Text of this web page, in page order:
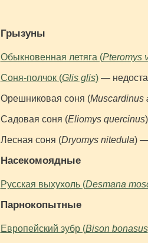
Грызуны
Обыкновенная летяга (Pteromys
Соня-полчок (Glis glis)—
Орешниковая соня (Muscardinus
Садовая соня (Eliomys quercinus
Лесная соня (Dryomys nitedula) —
Насекомоядные
Русская выхухоль (Desmana
Парнокопытные
Европейский зубр (Bison bonasus